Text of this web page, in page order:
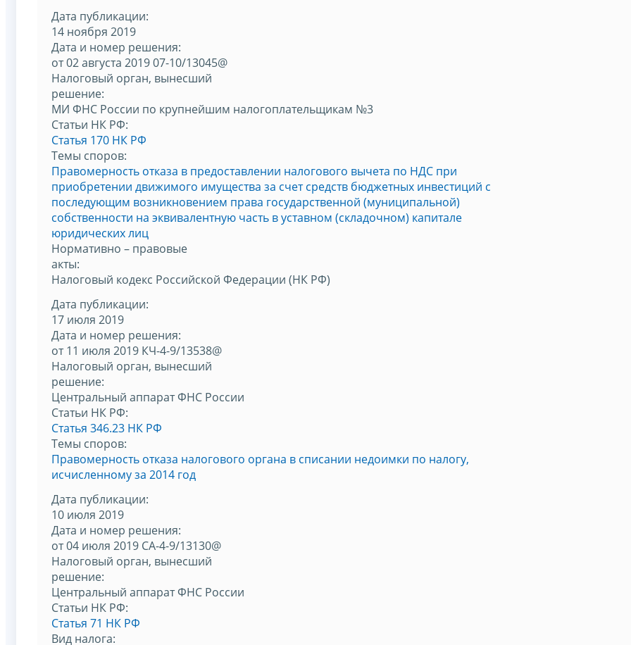
Дата публикации:
14 ноября 2019
Дата и номер решения:
от 02 августа 2019 07-10/13045@
Налоговый орган, вынесший
решение:
МИ ФНС России по крупнейшим налогоплательщикам №3
Статьи НК РФ:
Статья 170 НК РФ
Темы споров:
Правомерность отказа в предоставлении налогового вычета по НДС при
приобретении движимого имущества за счет средств бюджетных инвестиций с
последующим возникновением права государственной (муниципальной)
собственности на эквивалентную часть в уставном (складочном) капитале
юридических лиц
Нормативно – правовые
акты:
Налоговый кодекс Российской Федерации (НК РФ)
Дата публикации:
17 июля 2019
Дата и номер решения:
от 11 июля 2019 КЧ-4-9/13538@
Налоговый орган, вынесший
решение:
Центральный аппарат ФНС России
Статьи НК РФ:
Статья 346.23 НК РФ
Темы споров:
Правомерность отказа налогового органа в списании недоимки по налогу,
исчисленному за 2014 год
Дата публикации:
10 июля 2019
Дата и номер решения:
от 04 июля 2019 СА-4-9/13130@
Налоговый орган, вынесший
решение:
Центральный аппарат ФНС России
Статьи НК РФ:
Статья 71 НК РФ
Вид налога: